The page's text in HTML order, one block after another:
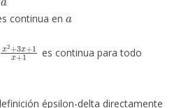
continua en
x2 +3 x +
es continua para todo
épsilon-delta directamente